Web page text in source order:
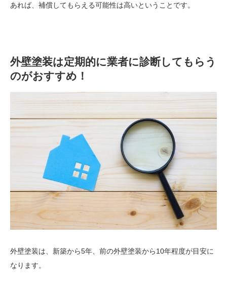
あれば、補償してもらえる可能性は高いということです。
外壁塗装は定期的に業者に診断してもらう
のがおすすめ！
外壁塗装は、新築から5年、前の外壁塗装から10年程度が目安に
なります。